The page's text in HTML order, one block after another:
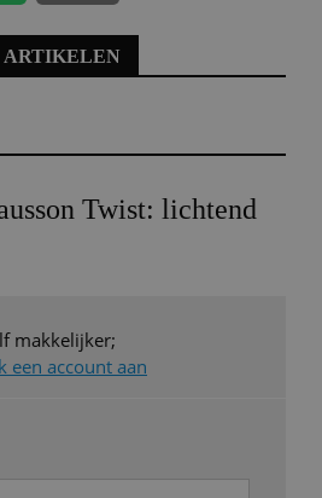
ARTIKELEN
Twist: lichtend
makkelijker;
een account aan